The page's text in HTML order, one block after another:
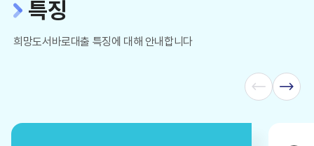
특징
희망도서바로대출 특징에 대해 안내합니다